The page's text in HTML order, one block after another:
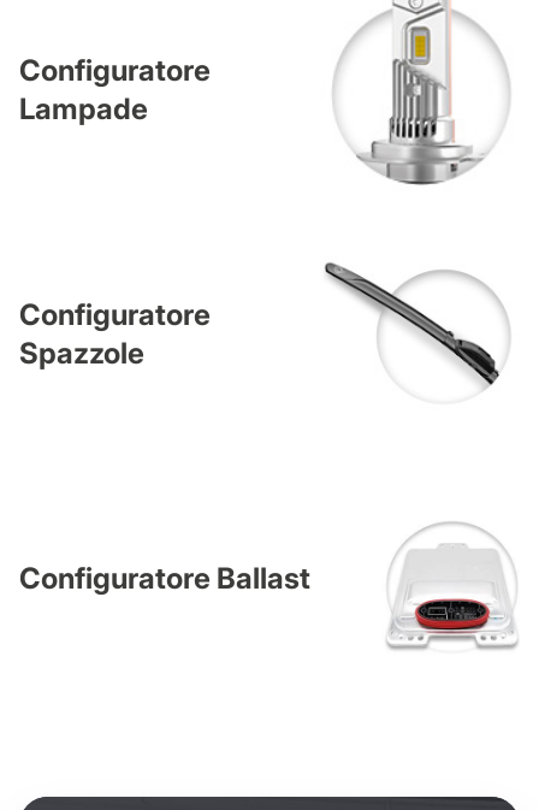
Configuratore
Lampade
Configuratore
Spazzole
Configuratore Ballast